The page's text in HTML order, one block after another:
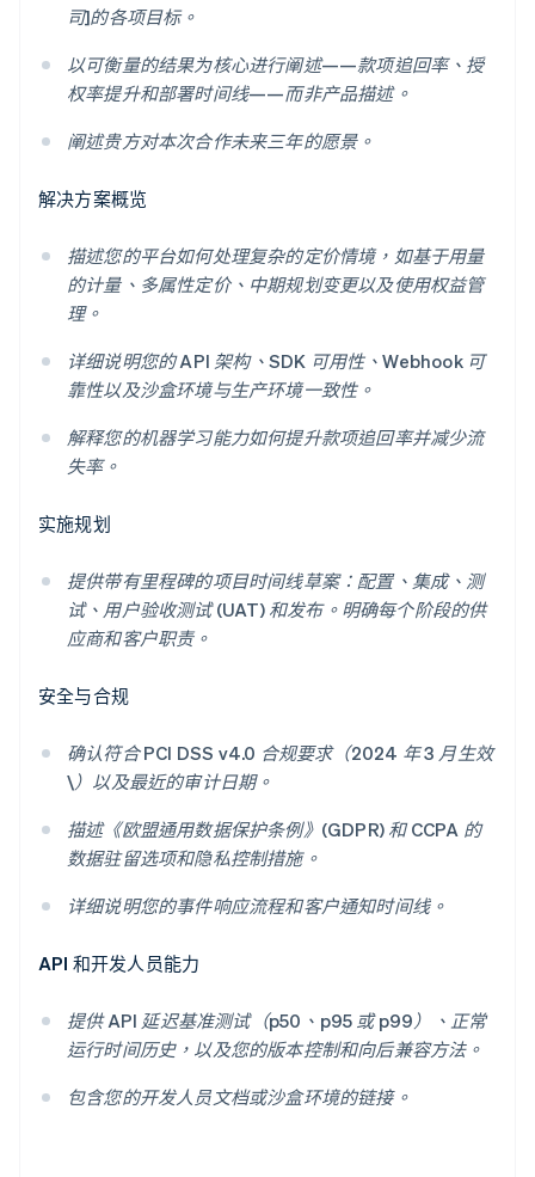
司]的各项目标。
以可衡量的结果为核心进行阐述——款项追回率、授
权率提升和部署时间线——而非产品描述。
阐述贵方对本次合作未来三年的愿景。
解决方案概览
描述您的平台如何处理复杂的定价情境，如基于用量
的计量、多属性定价、中期规划变更以及使用权益管
理。
详细说明您的 API 架构、SDK 可用性、Webhook 可
靠性以及沙盒环境与生产环境一致性。
解释您的机器学习能力如何提升款项追回率并减少流
失率。
实施规划
提供带有里程碑的项目时间线草案：配置、集成、测
试、用户验收测试 (UAT) 和发布。明确每个阶段的供
应商和客户职责。
安全与合规
确认符合 PCI DSS v4.0 合规要求（2024 年 3 月生效
\）以及最近的审计日期。
描述《欧盟通用数据保护条例》(GDPR) 和 CCPA 的
数据驻留选项和隐私控制措施。
详细说明您的事件响应流程和客户通知时间线。
API 和开发人员能力
提供 API 延迟基准测试（p50、p95 或 p99）、正常
运行时间历史，以及您的版本控制和向后兼容方法。
包含您的开发人员文档或沙盒环境的链接。